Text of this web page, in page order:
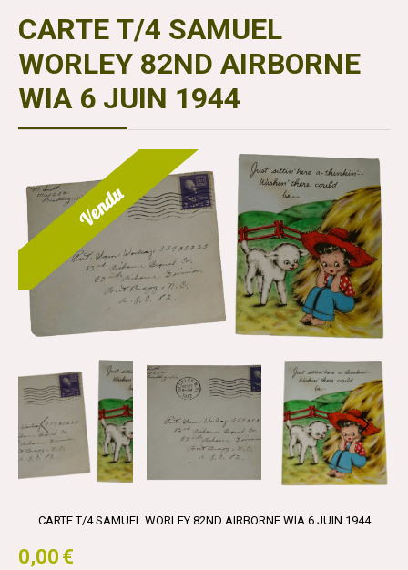
CARTE T/4 SAMUEL
WORLEY 82ND AIRBORNE
WIA 6 JUIN 1944
Vendu
CARTE T/4 SAMUEL WORLEY 82ND AIRBORNE WIA 6 JUIN 1944
0,00 €